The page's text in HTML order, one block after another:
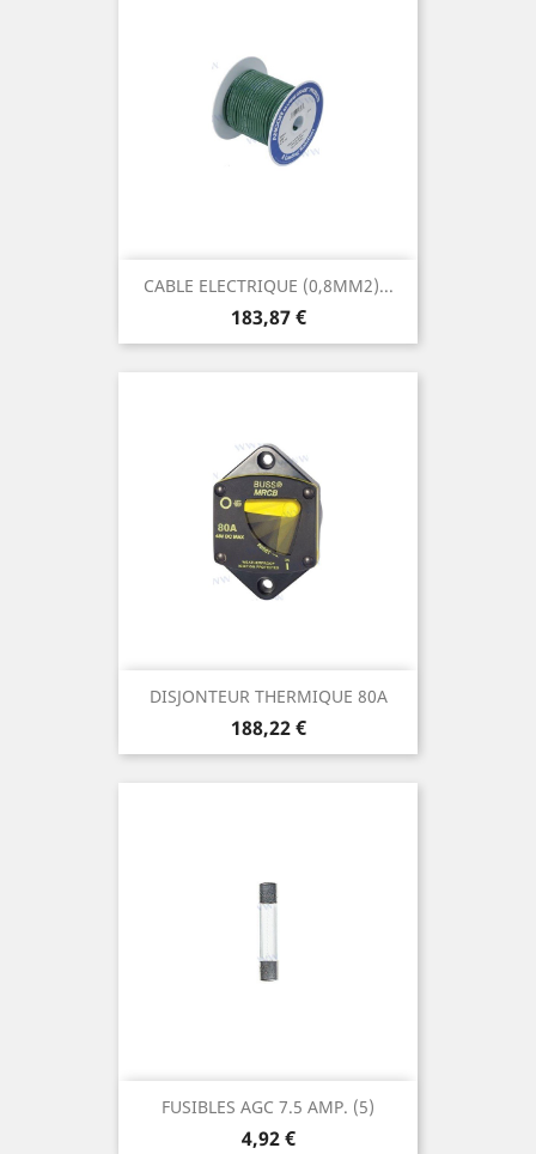
CABLE ELECTRIQUE (0,8MM2)...
Prix
183,87 €
DISJONTEUR THERMIQUE 80A
Prix
188,22 €
FUSIBLES AGC 7.5 AMP. (5)
Prix
4,92 €